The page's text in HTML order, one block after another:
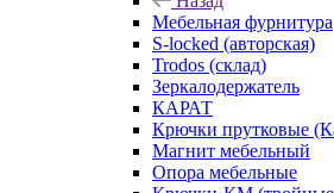
Мебельная фурнитура
S-locked (авторская)
Trodos (склад)
Зеркалодержатель
КАРАТ
Крючки прутковые
Магнит мебельный
Опора мебельные